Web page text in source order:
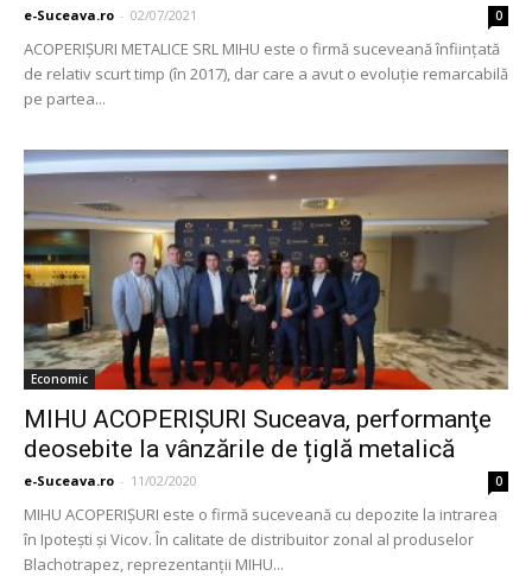
e-Suceava.ro - 02/07/2021 0
ACOPERIŞURI METALICE SRL MIHU este o firmă suceveană înfiinţată
de relativ scurt timp (în 2017), dar care a avut o evoluţie remarcabilă
pe partea...
Economic
MIHU ACOPERIȘURI Suceava, performanţe
deosebite la vânzările de țiglă metalică
e-Suceava.ro - 11/02/2020 0
MIHU ACOPERIȘURI este o firmă suceveană cu depozite la intrarea
în Ipoteşti şi Vicov. În calitate de distribuitor zonal al produselor
Blachotrapez, reprezentanţii MIHU...